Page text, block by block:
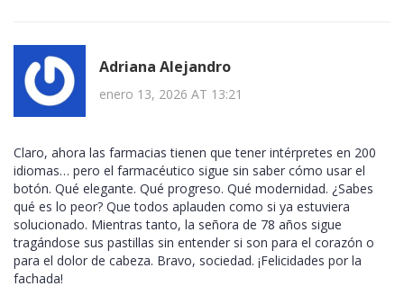
Adriana Alejandro
enero 13, 2026 AT 13:21
Claro, ahora las farmacias tienen que tener intérpretes en 200
idiomas… pero el farmacéutico sigue sin saber cómo usar el
botón. Qué elegante. Qué progreso. Qué modernidad. ¿Sabes
qué es lo peor? Que todos aplauden como si ya estuviera
solucionado. Mientras tanto, la señora de 78 años sigue
tragándose sus pastillas sin entender si son para el corazón o
para el dolor de cabeza. Bravo, sociedad. ¡Felicidades por la
fachada!